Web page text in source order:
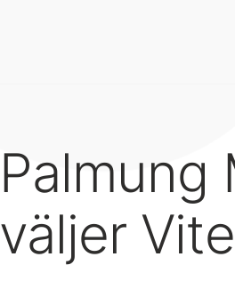
Palmung
väljer